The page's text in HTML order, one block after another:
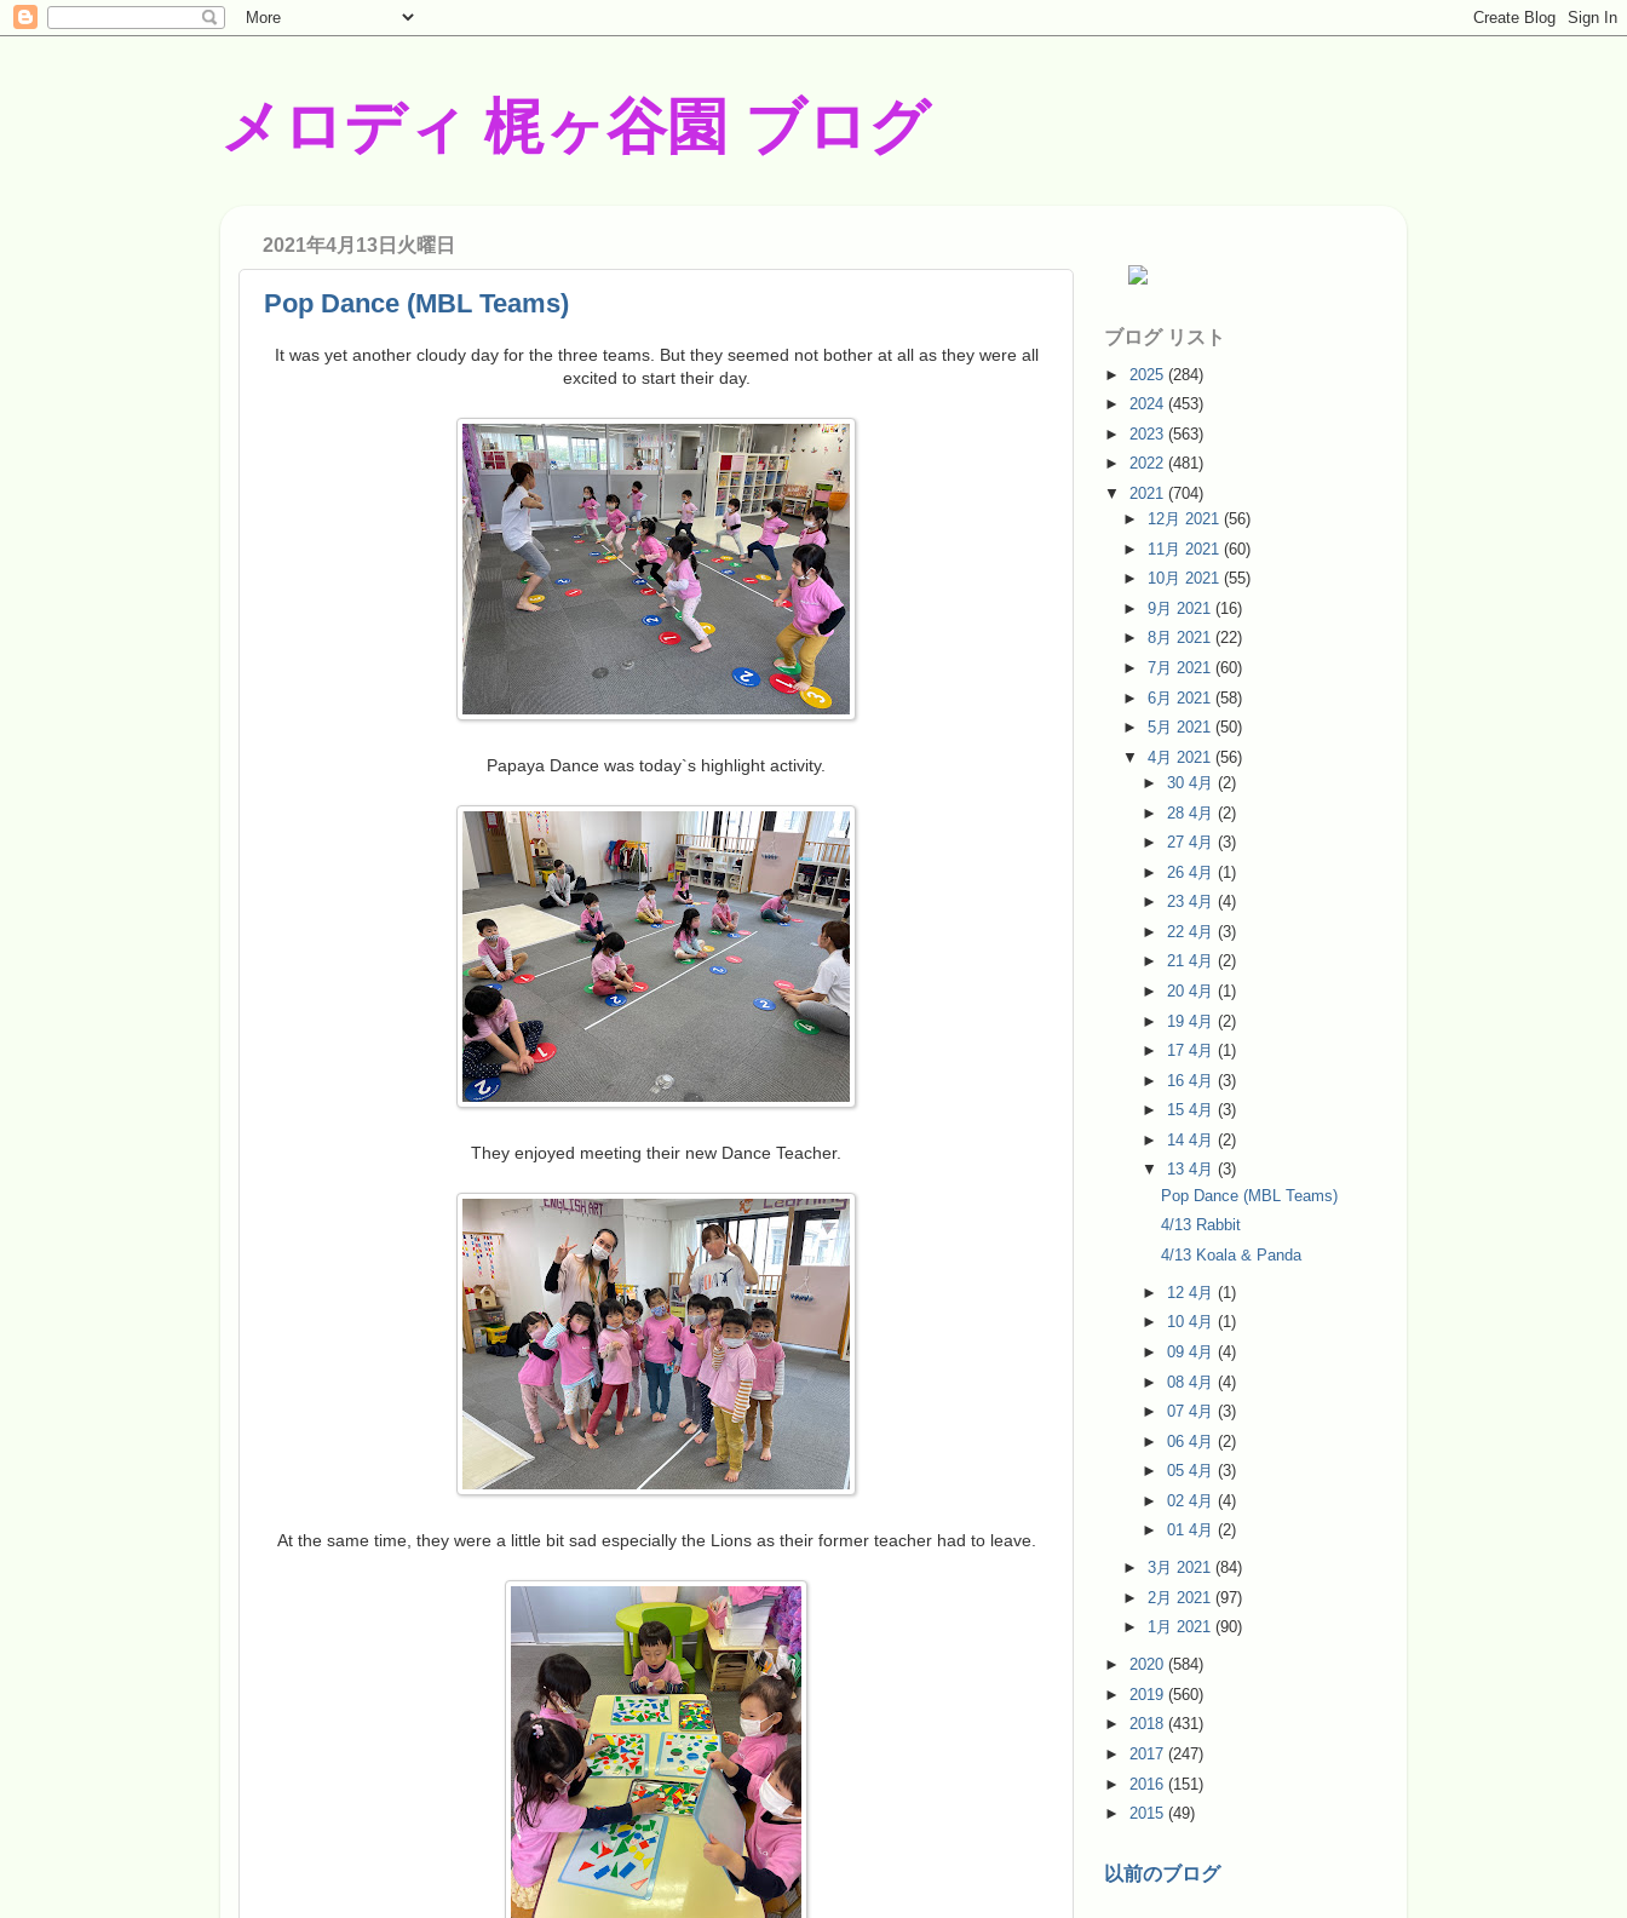
メロディ 梶ヶ谷園 ブログ
2021年4月13日火曜日
Pop Dance (MBL Teams)
It was yet another cloudy day for the three teams. But they seemed not bother at all as they were all
excited to start their day.
Papaya Dance was today`s highlight activity.
They enjoyed meeting their new Dance Teacher.
At the same time, they were a little bit sad especially the Lions as their former teacher had to leave.
ブログ リスト
► 2025 (284)
► 2024 (453)
► 2023 (563)
► 2022 (481)
▼ 2021 (704)
► 12月 2021(56)
► 11月 2021(60)
► 10月 2021(55)
►9月 2021(16)
►8月 2021(22)
►7月 2021(60)
►6月 2021(58)
►5月 2021(50)
▼4月 2021(56)
► 30 4月 (2)
► 28 4月 (2)
► 27 4月 (3)
► 26 4月 (1)
► 23 4月 (4)
► 22 4月 (3)
► 21 4月 (2)
► 20 4月 (1)
► 19 4月 (2)
► 17 4月 (1)
► 16 4月 (3)
► 15 4月 (3)
► 14 4月 (2)
▼ 13 4月 (3)
Pop Dance (MBL Teams)
4/13 Rabbit
4/13 Koala & Panda
► 12 4月 (1)
► 10 4月 (1)
► 09 4月 (4)
► 08 4月 (4)
► 07 4月 (3)
► 06 4月 (2)
► 05 4月 (3)
► 02 4月 (4)
► 01 4月 (2)
►3月 2021(84)
► 2月 2021(97)
► 1月 2021(90)
► 2020 (584)
► 2019 (560)
► 2018 (431)
► 2017 (247)
► 2016 (151)
► 2015 (49)
以前のブログ